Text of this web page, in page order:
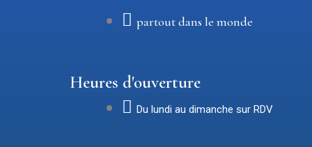
partout dans le monde
Heures d'ouverture
Du lundi au dimanche sur RDV